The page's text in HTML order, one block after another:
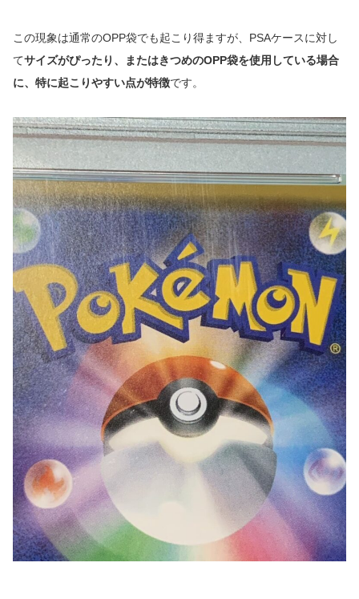
この現象は通常のOPP袋でも起こり得ますが、PSAケースに対し
てサイズがぴったり、またはきつめのOPP袋を使用している場合
に、特に起こりやすい点が特徴です。